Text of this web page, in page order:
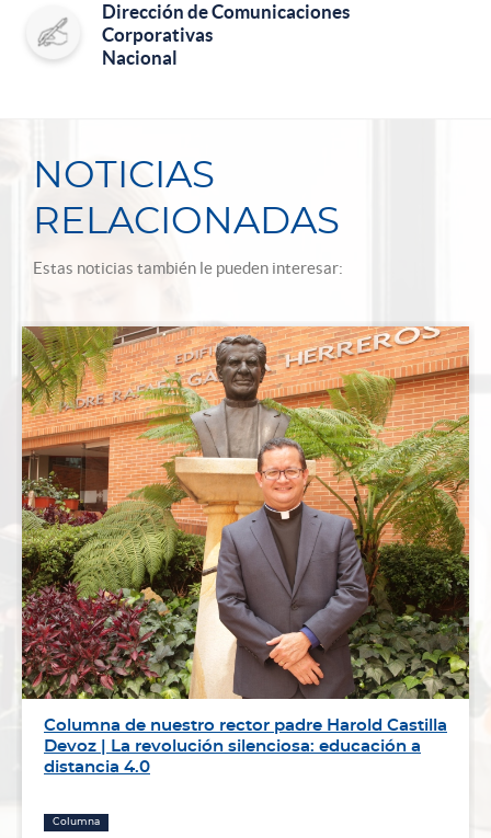
Dirección de Comunicaciones
Corporativas
Nacional
NOTICIAS
RELACIONADAS
Estas noticias también le pueden interesar:
Columna de nuestro rector padre Harold Castilla
Devoz | La revolución silenciosa: educación a
distancia 4.0
Columna